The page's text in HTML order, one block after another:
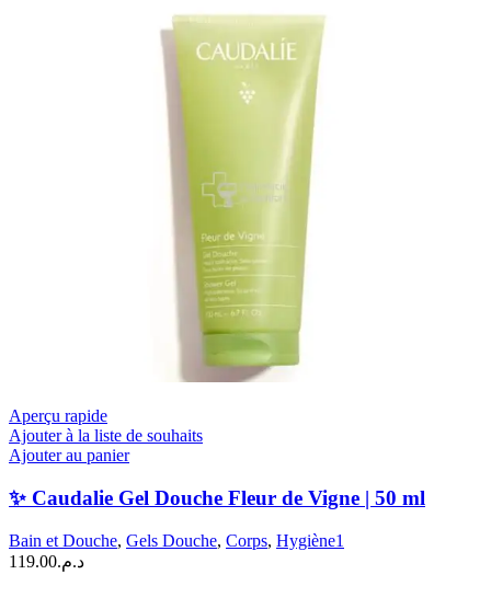
Aperçu rapide
Ajouter à la liste de souhaits
Ajouter au panier
✨ Caudalie Gel Douche Fleur de Vigne | 50 ml
Bain et Douche, Gels Douche, Corps, Hygiène1
د.م.119.00